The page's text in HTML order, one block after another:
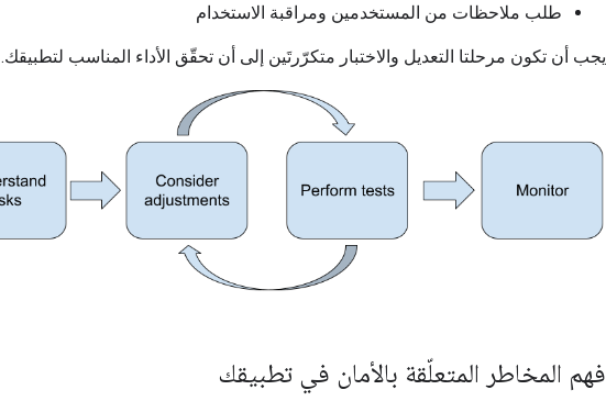
طلب ملاحظات من المستخدمين ومراقبة الاستخدام
يجب أن تكون مرحلتا التعديل والاختبار متكرّرتَين إلى أن تحقّق الأداء المناسب لتطبيقك.
فهم المخاطر المتعلّقة بالأمان في تطبيقك